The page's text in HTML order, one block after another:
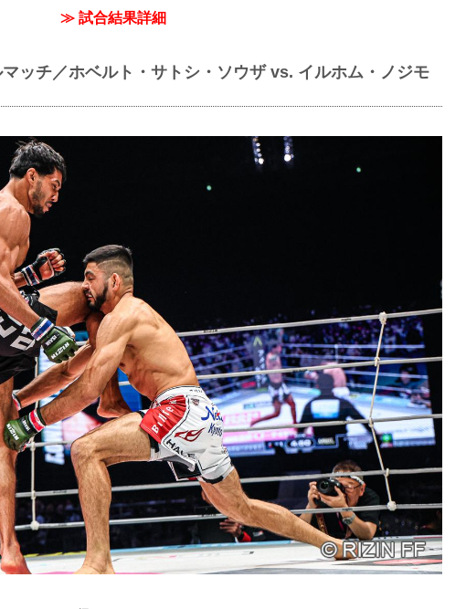
≫ 試合結果詳細
ッチ／ホベルト・サトシ・ソウザ vs. イルホム・ノジモ